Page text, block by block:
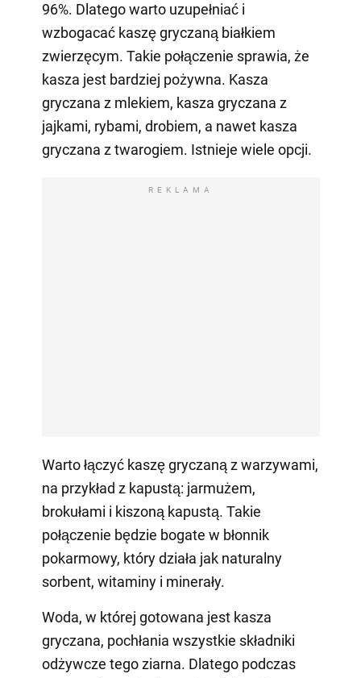
96%. Dlatego warto uzupełniać i
wzbogacać kaszę gryczaną białkiem
zwierzęcym. Takie połączenie sprawia, że
kasza jest bardziej pożywna. Kasza
gryczana z mlekiem, kasza gryczana z
jajkami, rybami, drobiem, a nawet kasza
gryczana z twarogiem. Istnieje wiele opcji.
REKLAMA
Warto łączyć kaszę gryczaną z warzywami,
na przykład z kapustą: jarmużem,
brokułami i kiszoną kapustą. Takie
połączenie będzie bogate w błonnik
pokarmowy, który działa jak naturalny
sorbent, witaminy i minerały.
Woda, w której gotowana jest kasza
gryczana, pochłania wszystkie składniki
odżywcze tego ziarna. Dlatego podczas